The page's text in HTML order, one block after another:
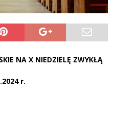
NA X NIEDZIELĘ ZWYKŁĄ
r.